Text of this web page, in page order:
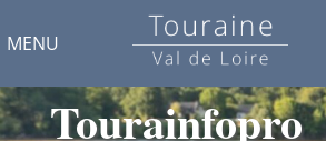
MENU
Tourainfopro